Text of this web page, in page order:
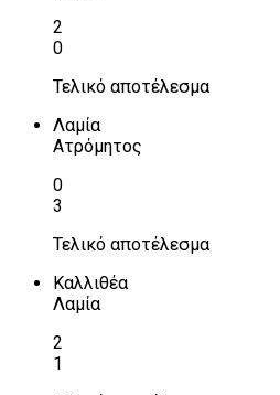
2
0
Τελικό αποτέλεσμα
Λαμία
Ατρόμητος
0
3
Τελικό αποτέλεσμα
Καλλιθέα
Λαμία
2
1